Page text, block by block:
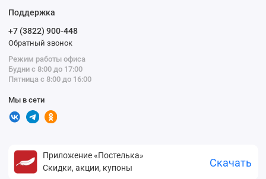
Поддержка
+7 (3822) 900-448
Обратный звонок
Режим работы офиса
Будни с 8:00 до 17:00
Пятница с 8:00 до 16:00
Мы в сети
Приложение «Постелька»
Скидки, акции, купоны
Скачать